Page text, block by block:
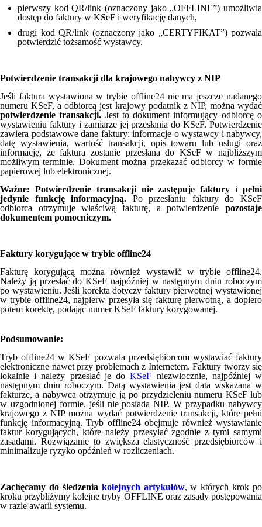
pierwszy kod QR/link (oznaczony jako „OFFLINE”) umożliwia
dostęp do faktury w KSeF i weryfikację danych,
drugi kod QR/link (oznaczony jako „CERTYFIKAT”) pozwala
potwierdzić tożsamość wystawcy.
Potwierdzenie transakcji dla krajowego nabywcy z NIP
Jeśli faktura wystawiona w trybie offline24 nie ma jeszcze nadanego
numeru KSeF, a odbiorcą jest krajowy podatnik z NIP, można wydać
potwierdzenie transakcji. Jest to dokument informujący odbiorcę o
wystawieniu faktury i zamiarze jej przesłania do KSeF. Potwierdzenie
zawiera podstawowe dane faktury: informacje o wystawcy i nabywcy,
datę wystawienia, wartość transakcji, opis towaru lub usługi oraz
informację, że faktura zostanie przesłana do KSeF w najbliższym
możliwym terminie. Dokument można przekazać odbiorcy w formie
papierowej lub elektronicznej.
Ważne: Potwierdzenie transakcji nie zastępuje faktury ipełni
jedynie funkcję informacyjną. Po przesłaniu faktury do KSeF
odbiorca otrzymuje właściwą fakturę, a potwierdzenie pozostaje
dokumentem pomocniczym.
Faktury korygujące w trybie offline24
Fakturę korygującą można również wystawić w trybie offline24.
Należy ją przesłać do KSeF najpóźniej w następnym dniu roboczym
po wystawieniu. Jeśli korekta dotyczy faktury pierwotnej wystawionej
w trybie offline24, najpierw przesyła się fakturę pierwotną, a dopiero
potem korektę, podając numer KSeF faktury korygowanej.
Podsumowanie:
Tryb offline24 w KSeF pozwala przedsiębiorcom wystawiać faktury
elektroniczne nawet przy problemach z Internetem. Faktury tworzy się
lokalnie i należy przesłać je doKSeF niezwłocznie, najpóźniej w
następnym dniu roboczym. Datą wystawienia jest data wskazana w
fakturze, a nabywca otrzymuje ją po przydzieleniu numeru KSeF lub
w uzgodnionej formie, jeśli nie posiada NIP. W przypadku nabywcy
krajowego z NIP można wydać potwierdzenie transakcji, które pełni
funkcję informacyjną. Tryb offline24 obejmuje również wystawianie
faktur korygujących, które należy przesyłać zgodnie z tymi samymi
zasadami. Rozwiązanie to zwiększa elastyczność przedsiębiorców i
minimalizuje ryzyko opóźnień w rozliczeniach.
Zachęcamy do śledzenia kolejnych artykułów, w których krok po
kroku przybliżymy kolejne tryby OFFLINE oraz zasady postępowania
w razie awarii systemu.